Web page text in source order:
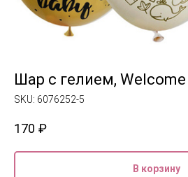
Шар с гелием, Welcome
SKU: 6076252-5
170 ₽
В корзину